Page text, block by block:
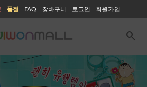
품절 FAQ 장바구니 로그인 회원가입
search